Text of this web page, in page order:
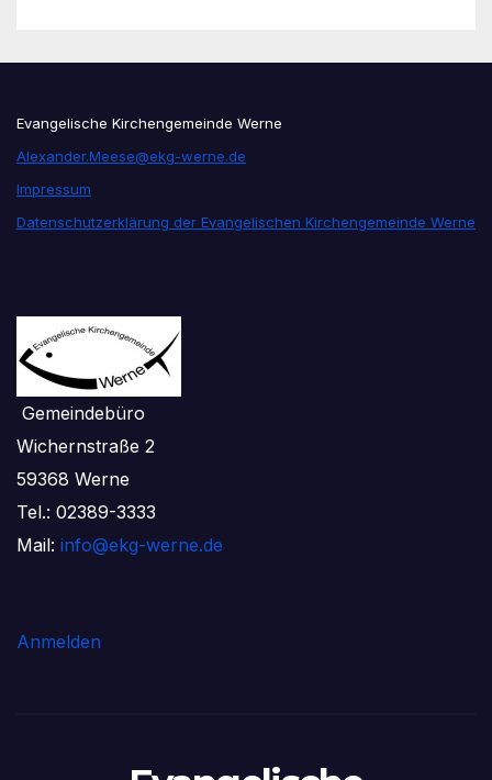
Evangelische Kirchengemeinde Werne
Alexander.Meese@ekg-werne.de
Impressum
Datenschutzerklärung der Evangelischen Kirchengemeinde Werne
Gemeindebüro
Wichernstraße 2
59368 Werne
Tel.: 02389-3333
Mail: info@ekg-werne.de
Anmelden